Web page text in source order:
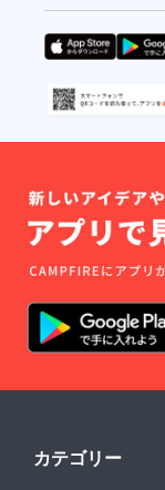
カテゴリー